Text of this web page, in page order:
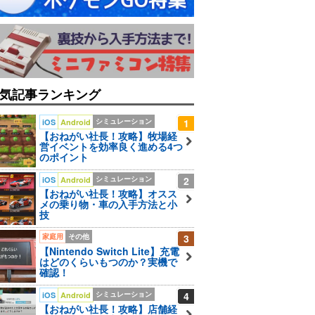
記事ランキング
1
iOS Android シミュレーション
【おねがい社長！攻略】牧場経
営イベントを効率良く進める4つ
のポイント
2
iOS Android シミュレーション
【おねがい社長！攻略】オスス
メの乗り物・車の入手方法と小
技
3
家庭用 その他
【Nintendo Switch Lite】充電
はどのくらいもつのか？実機で
確認！
4
iOS Android シミュレーション
【おねがい社長！攻略】店舗経